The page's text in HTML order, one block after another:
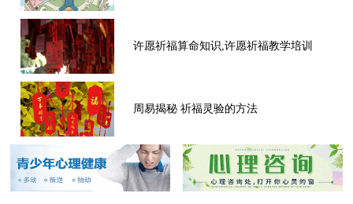
许愿祈福算命知识,许愿祈福教学培训
周易揭秘 祈福灵验的方法